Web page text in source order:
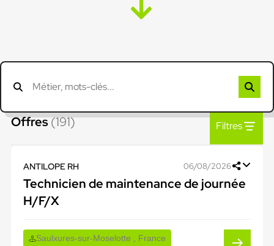
Offres(191) Filtres
ANTILOPE RH 06/08/2026
Technicien de maintenance de journée
H/F/X
Saulxures-sur-Moselotte , France